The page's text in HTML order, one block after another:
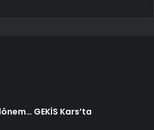
GEKİS Kars’ta